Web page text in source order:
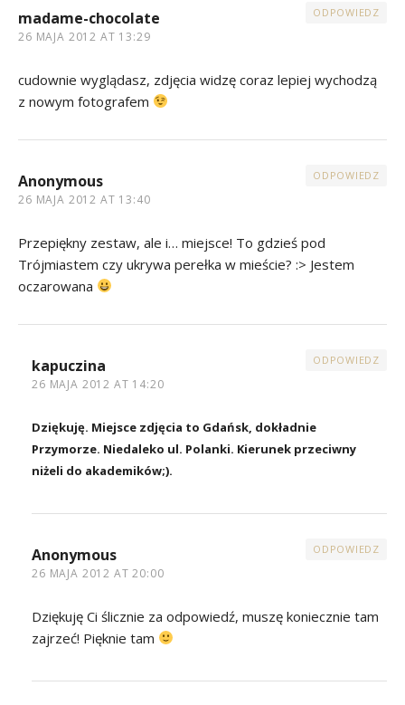
madame-chocolate
26 MAJA 2012 AT 13:29
ODPOWIEDZ
cudownie wyglądasz, zdjęcia widzę coraz lepiej wychodzą
z nowym fotografem
Anonymous
26 MAJA 2012 AT 13:40
ODPOWIEDZ
Przepiękny zestaw, ale i… miejsce! To gdzieś pod
Trójmiastem czy ukrywa perełka w mieście? :> Jestem
oczarowana
kapuczina
26 MAJA 2012 AT 14:20
ODPOWIEDZ
Dziękuję. Miejsce zdjęcia to Gdańsk, dokładnie
Przymorze. Niedaleko ul. Polanki. Kierunek przeciwny
niżeli do akademików;).
Anonymous
26 MAJA 2012 AT 20:00
ODPOWIEDZ
Dziękuję Ci ślicznie za odpowiedź, muszę koniecznie tam
zajrzeć! Pięknie tam